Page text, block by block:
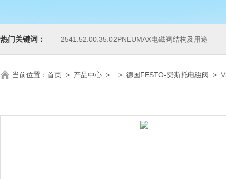
热门关键词： 2541.52.00.35.02PNEUMAX电磁阀结构及用途
当前位置： 首页 > 产品中心 > > 德国FESTO-费斯托电磁阀 >